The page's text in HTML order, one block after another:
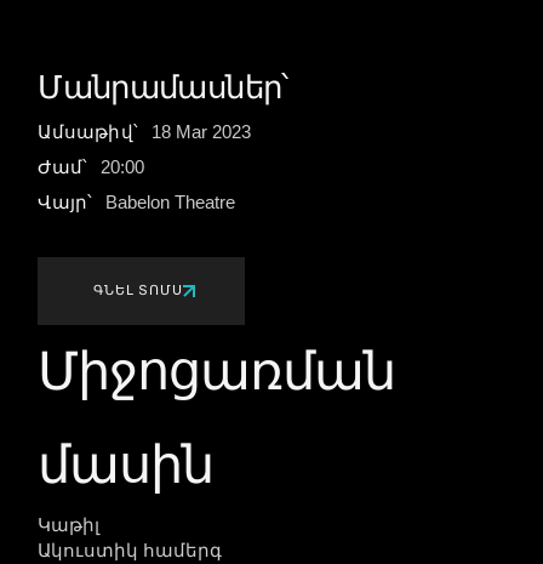
Մանրամասներ՝
Ամսաթիվ՝ 18 Mar 2023
Ժամ՝
20:00
Վայր՝
Babelon Theatre
ԳՆԵԼ ՏՈՄՍ
Միջոցառման
մասին
Կաթիլ
Ակուստիկ համերգ